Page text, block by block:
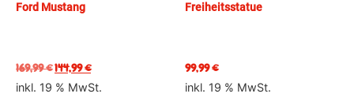
Ford Mustang
169,99€144,99€
inkl. 19 % MwSt.
Freiheitsstatue
99,99€
inkl. 19 % MwSt.